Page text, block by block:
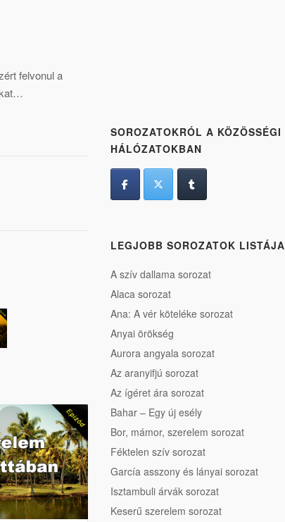
felvonul a
SOROZATOKRÓL A KÖZÖSSÉGI
HÁLÓZATOKBAN
LEGJOBB SOROZATOK LISTÁJA
A szív dallama sorozat
Alaca sorozat
Ana: A vér köteléke sorozat
Anyai örökség
Aurora angyala sorozat
Az aranyifjú sorozat
Az ígéret ára sorozat
Bahar – Egy új esély
Bor, mámor, szerelem sorozat
Féktelen szív sorozat
García asszony és lányai sorozat
Isztambuli árvák sorozat
Keserű szerelem sorozat